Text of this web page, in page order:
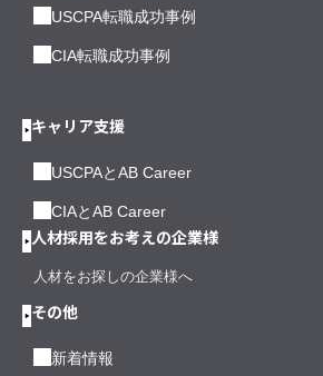
USCPA転職成功事例
CIA転職成功事例
キャリア支援
USCPAとAB Career
CIAとAB Career
人材採用をお考えの企業様
人材をお探しの企業様へ
その他
新着情報